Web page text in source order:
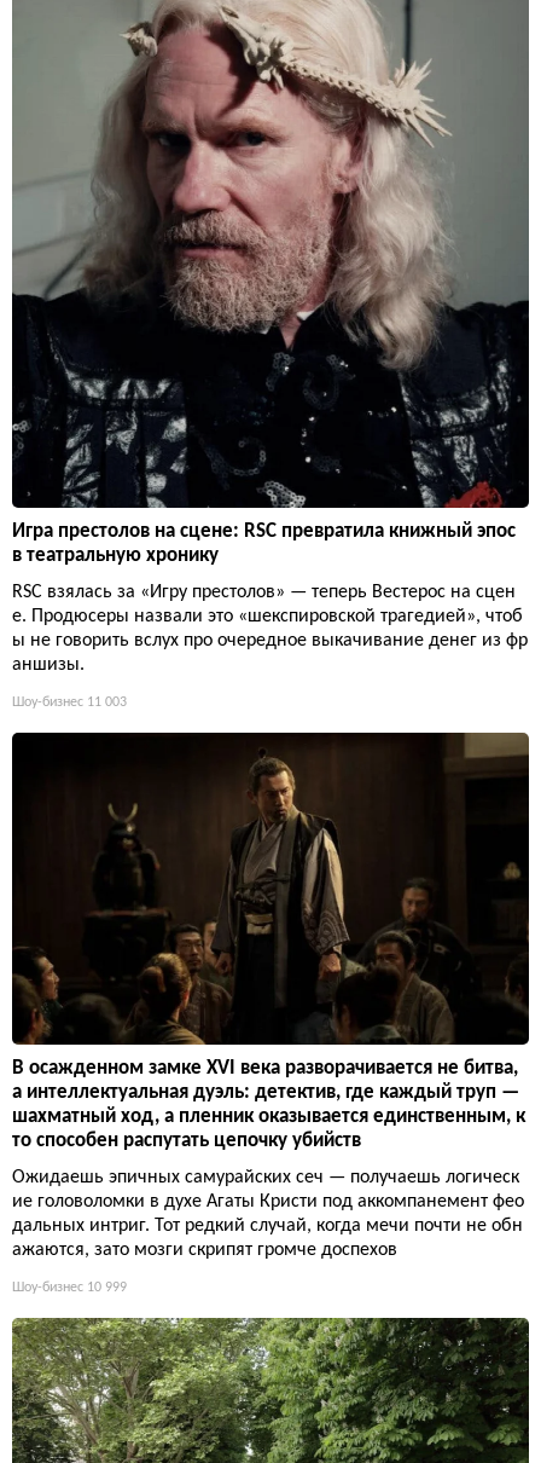
Игра престолов на сцене: RSC превратила книжный эпос
в театральную хронику
RSC взялась за «Игру престолов» — теперь Вестерос на сцен
е. Продюсеры назвали это «шекспировской трагедией», чтоб
ы не говорить вслух про очередное выкачивание денег из фр
аншизы.
Шоу-бизнес 11 003
В осажденном замке XVI века разворачивается не битва,
а интеллектуальная дуэль: детектив, где каждый труп —
шахматный ход, а пленник оказывается единственным, к
то способен распутать цепочку убийств
Ожидаешь эпичных самурайских сеч — получаешь логическ
ие головоломки в духе Агаты Кристи под аккомпанемент фео
дальных интриг. Тот редкий случай, когда мечи почти не обн
ажаются, зато мозги скрипят громче доспехов
Шоу-бизнес 10 999